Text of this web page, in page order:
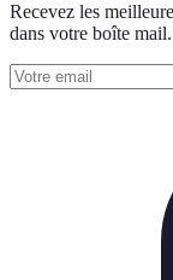
Recevez les
dans votre boîte mail.